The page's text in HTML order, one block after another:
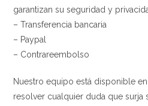
garantizan su seguridad y
– Transferencia bancaria
– Paypal
– Contrareembolso
Nuestro equipo está disponible
resolver cualquier duda que surja